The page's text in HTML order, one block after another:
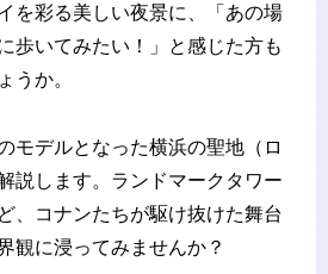
を彩る美しい夜景に、「あの場
歩いてみたい！」と感じた方も
うか。
モデルとなった横浜の聖地（ロ
説します。ランドマークタワー
、コナンたちが駆け抜けた舞台
観に浸ってみませんか？